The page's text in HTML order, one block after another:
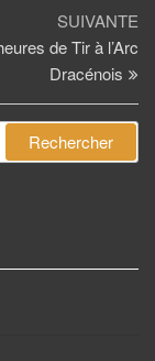
SUIVANTE
de Tir à l’Arc
Dracénois